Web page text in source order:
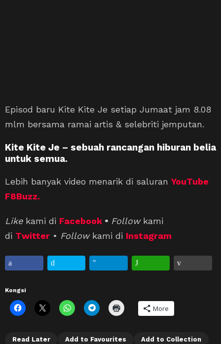
Episod baru Kite Kite Je setiap Jumaat jam 8.08
mlm bersama ramai artis & selebriti jemputan.
Kite Kite Je – sebuah rancangan hiburan belia
untuk semua.
Lebih banyak video menarik di saluran YouTube
F8Buzz.
Likekami di Facebook • Followkami
di Twitter • Followkami di Instagram
Kongsi
More
Read Later Add to Favourites Add to Collection